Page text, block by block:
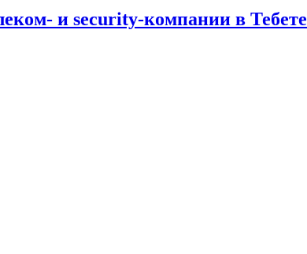
и security-компании в Тебете